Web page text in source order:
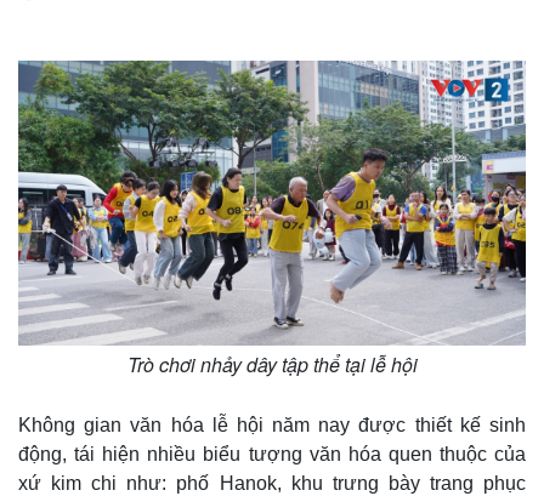
Trò chơi nhảy dây tập thể tại lễ hội
Không gian văn hóa lễ hội năm nay được thiết kế sinh
động, tái hiện nhiều biểu tượng văn hóa quen thuộc của
xứ kim chi như: phố Hanok, khu trưng bày trang phục